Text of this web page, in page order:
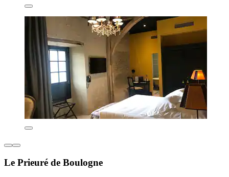
Le Prieuré de Boulogne